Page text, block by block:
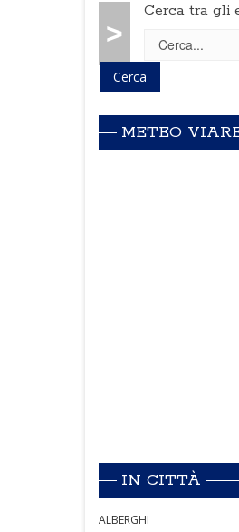
>
Cerca tra gli
METEO
IN CITTÀ
ALBERGHI